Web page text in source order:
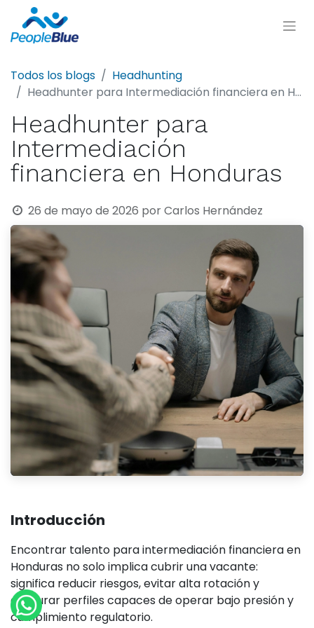
Todos los blogs
Headhunting
Headhunter para Intermediación financiera en Honduras
Headhunter para
Intermediación
financiera en Honduras
26 de mayo de 2026 porCarlos Hernández
Introducción
Encontrar talento para intermediación financiera en
Honduras no solo implica cubrir una vacante:
significa reducir riesgos, evitar alta rotación y
asegurar perfiles capaces de operar bajo presión y
cumplimiento regulatorio.